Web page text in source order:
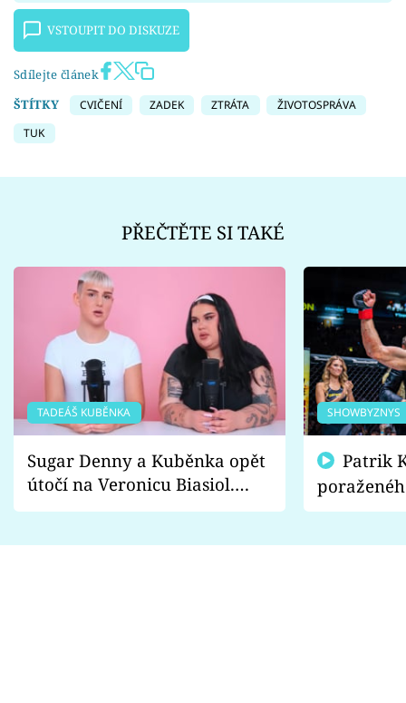
VSTOUPIT DO DISKUZE
Sdílejte článek
ŠTÍTKY
CVIČENÍ ZADEK ZTRÁTA
ŽIVOTOSPRÁVA
TUK
PŘEČTĚTE SI TAKÉ
TADEÁŠ KUBĚNKA
Sugar Denny a Kuběnka opět
útočí na Veronicu Biasiol.
Proč je podle nich falešná a
SHOWBYZNYS
fanoušci